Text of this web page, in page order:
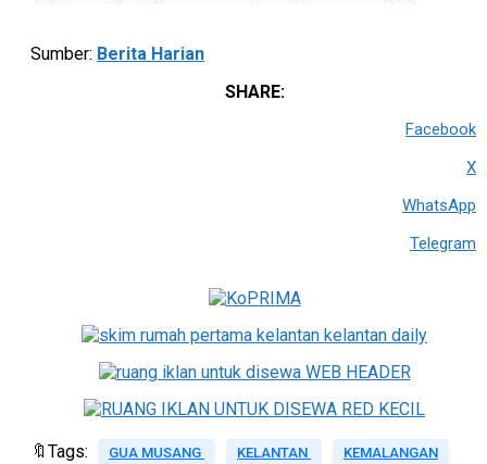
Sumber: Berita Harian
SHARE:
Facebook
X
WhatsApp
Telegram
🔖Tags: GUA MUSANG KELANTAN KEMALANGAN